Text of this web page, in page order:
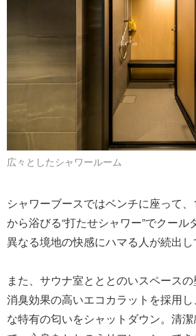
広々としたシャワールーム
シャワーブースではベンチに座って
から浴びる“打たせシャワー”でクール
異なる境地の快感にハマる人が続出し
また、サウナ室とととのいスペース
消臭効果の高いエコカラットを採用
な特有の匂いをシャットダウン。清